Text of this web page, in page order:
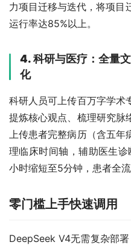
力项目迁移与迭代，将项目
运行率达85%以上。
4. 科研与医疗：全量
化
科研人员可上传百万字学术
提炼核心观点、梳理研究脉
上传患者完整病历（含五年
理临床时间轴，辅助医生
小时缩短至5分钟，患者全
零门槛上手快速调用
DeepSeek V4无需复杂部署